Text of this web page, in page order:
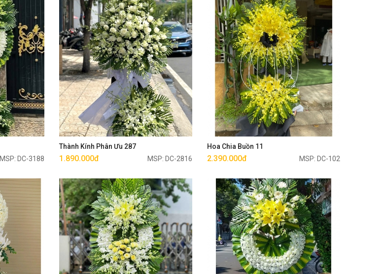
MSP: DC-3188
Thành Kính Phân Ưu 287
1.890.000đ MSP: DC-2816
Mua ngay
Hoa Chia Buồn 11
2.390.000đ MSP: DC-102
Mua ngay